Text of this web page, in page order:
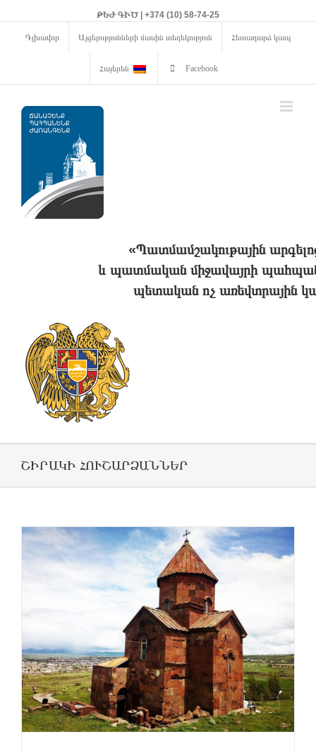
ԹԵԺ ԳԻԾ | +374 (10) 58-74-25
Գլխավոր Այցելությունների մասին տեղեկություն Հետադարձ կապ
Հայերեն Facebook
«Պատմամշակութային
և պատմական միջավայրի
պետական ոչ առեվտրային
ՇԻՐԱԿԻ ՀՈՒՇԱՐՁԱՆՆԵՐ